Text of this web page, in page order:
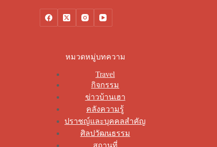
หมวดหมู่บทความ
Travel
กิจกรรม
ข่าวบ้านเฮา
คลังความรู้
ปราชญ์และบุคคลสำคัญ
ศิลปวัฒนธรรม